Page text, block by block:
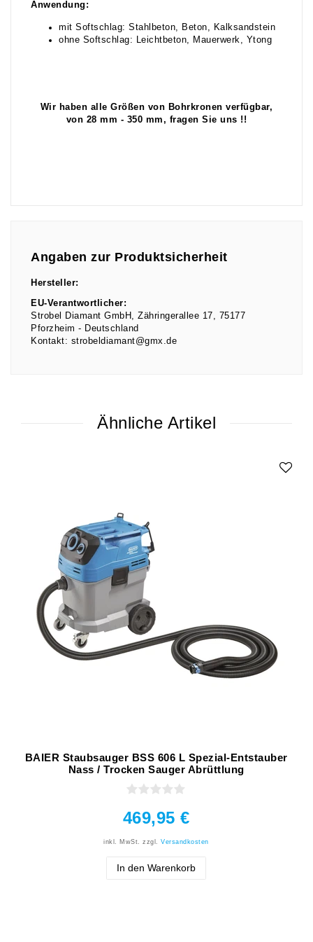
Anwendung:
mit Softschlag: Stahlbeton, Beton, Kalksandstein
ohne Softschlag: Leichtbeton, Mauerwerk, Ytong
Wir haben alle Größen von Bohrkronen verfügbar,
von 28 mm - 350 mm, fragen Sie uns !!
Angaben zur Produktsicherheit
Hersteller:
EU-Verantwortlicher:
Strobel Diamant GmbH
Zähringerallee 17
75177
Pforzheim
Deutschland
Kontakt: strobeldiamant@gmx.de
Ähnliche Artikel
BAIER Staubsauger BSS 606 L Spezial-Entstauber
Nass / Trocken Sauger Abrüttlung
469,95 €
inkl. MwSt. zzgl.Versandkosten
In den Warenkorb